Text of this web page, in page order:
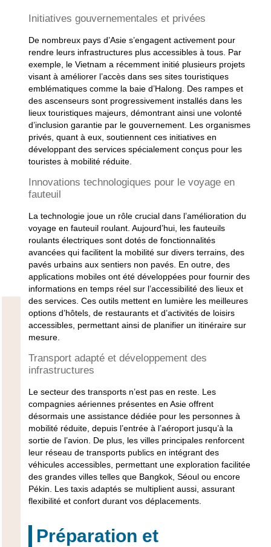
Initiatives gouvernementales et privées
De nombreux pays d’Asie s’engagent activement pour
rendre leurs infrastructures plus accessibles à tous. Par
exemple, le Vietnam a récemment initié plusieurs projets
visant à améliorer l’accès dans ses sites touristiques
emblématiques comme la baie d’Halong. Des rampes et
des ascenseurs sont progressivement installés dans les
lieux touristiques majeurs, démontrant ainsi une volonté
d’inclusion garantie par le gouvernement. Les organismes
privés, quant à eux, soutiennent ces initiatives en
développant des services spécialement conçus pour les
touristes à mobilité réduite.
Innovations technologiques pour le voyage en
fauteuil
La technologie joue un rôle crucial dans l’amélioration du
voyage en fauteuil roulant. Aujourd’hui, les fauteuils
roulants électriques sont dotés de fonctionnalités
avancées qui facilitent la mobilité sur divers terrains, des
pavés urbains aux sentiers non pavés. En outre, des
applications mobiles ont été développées pour fournir des
informations en temps réel sur l’accessibilité des lieux et
des services. Ces outils mettent en lumière les meilleures
options d’hôtels, de restaurants et d’activités de loisirs
accessibles, permettant ainsi de planifier un itinéraire sur
mesure.
Transport adapté et développement des
infrastructures
Le secteur des transports n’est pas en reste. Les
compagnies aériennes présentes en Asie offrent
désormais une assistance dédiée pour les personnes à
mobilité réduite, depuis l’entrée à l’aéroport jusqu’à la
sortie de l’avion. De plus, les villes principales renforcent
leur réseau de transports publics en intégrant des
véhicules accessibles, permettant une exploration facilitée
des grandes villes telles que Bangkok, Séoul ou encore
Pékin. Les taxis adaptés se multiplient aussi, assurant
flexibilité et confort durant vos déplacements.
Préparation et